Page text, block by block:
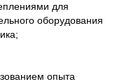
для
оборудования
опыта